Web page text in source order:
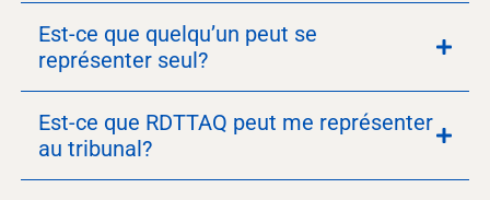
Est-ce que quelqu’un peut se
représenter seul?
Est-ce que RDTTAQ peut me représenter
au tribunal?